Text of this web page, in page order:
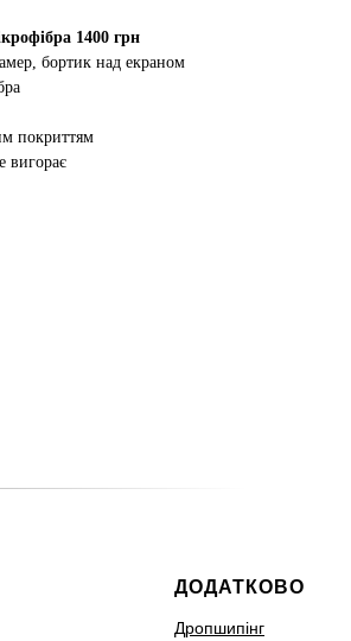
1400 грн
бортик над екраном
покриттям
вигорає
ДОДАТКОВО
Дропшипінг